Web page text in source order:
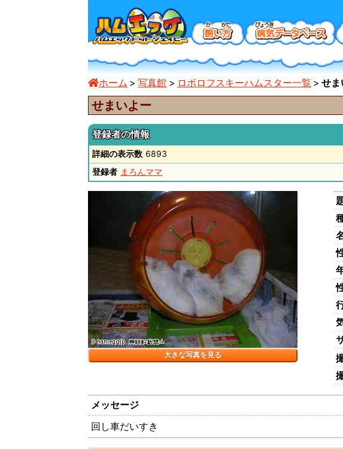
ホーム 写真館 ロボロフスキーハムスター一覧 せま
せまいよー
登録者の情報
詳細の表示数 6893
登録者 まろんママ
大きな写真を見る
メッセージ
回し車だいすき